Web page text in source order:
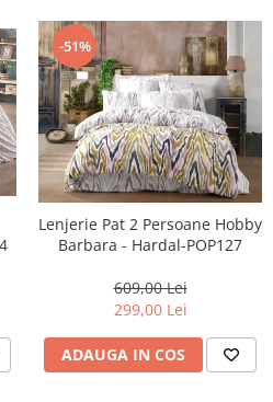
-51%
Lenjerie Pat 2 Persoane Hobby
Barbara - Hardal-POP127
609,00 Lei
299,00 Lei
ADAUGA IN COS